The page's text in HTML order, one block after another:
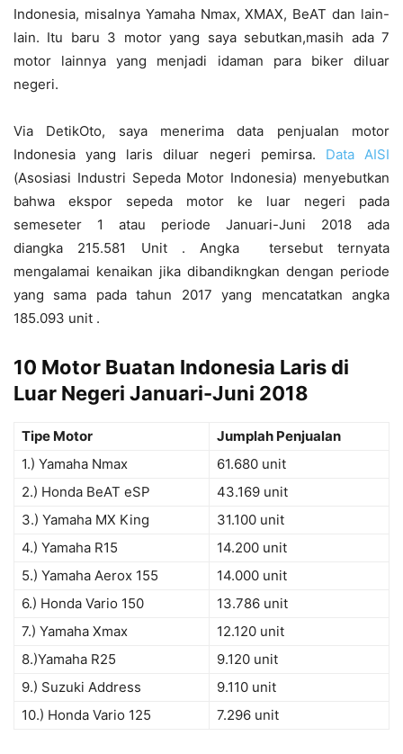
Indonesia, misalnya Yamaha Nmax, XMAX, BeAT dan lain-
lain. Itu baru 3 motor yang saya sebutkan,masih ada 7
motor lainnya yang menjadi idaman para biker diluar
negeri.
Via DetikOto, saya menerima data penjualan motor
Indonesia yang laris diluar negeri pemirsa. Data AISI
(Asosiasi Industri Sepeda Motor Indonesia) menyebutkan
bahwa ekspor sepeda motor ke luar negeri pada
semeseter 1 atau periode Januari-Juni 2018 ada
diangka 215.581 Unit . Angka tersebut ternyata
mengalamai kenaikan jika dibandikngkan dengan periode
yang sama pada tahun 2017 yang mencatatkan angka
185.093 unit .
10 Motor Buatan Indonesia Laris di
Luar Negeri Januari-Juni 2018
Tipe Motor
Jumplah Penjualan
1.) Yamaha Nmax
61.680 unit
2.) Honda BeAT eSP
43.169 unit
3.) Yamaha MX King
31.100 unit
4.) Yamaha R15
14.200 unit
5.) Yamaha Aerox 155
14.000 unit
6.) Honda Vario 150
13.786 unit
7.) Yamaha Xmax
12.120 unit
8.)Yamaha R25
9.120 unit
9.) Suzuki Address
9.110 unit
10.) Honda Vario 125
7.296 unit